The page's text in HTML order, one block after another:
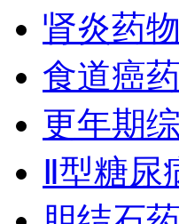
肾炎药物
食道癌
更年期
Ⅱ型糖尿